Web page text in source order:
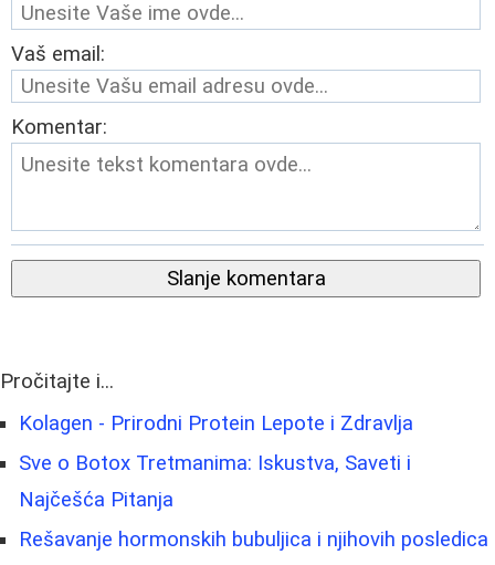
Vaš email:
Komentar:
Slanje komentara
Pročitajte i...
Kolagen - Prirodni Protein Lepote i Zdravlja
Sve o Botox Tretmanima: Iskustva, Saveti i
Najčešća Pitanja
Rešavanje hormonskih bubuljica i njihovih posledica